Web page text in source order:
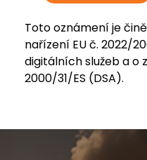
Toto oznámení je
nařízení EU č. 2022/
digitálních služeb a o
2000/31/ES (DSA).